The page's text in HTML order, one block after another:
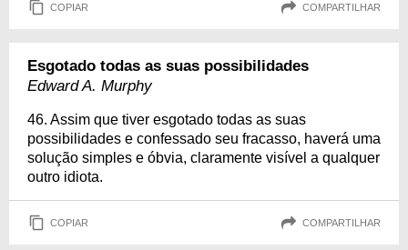
COPIAR COMPARTILHAR
Esgotado todas as suas possibilidades
Edward A. Murphy
46. Assim que tiver esgotado todas as suas
possibilidades e confessado seu fracasso, haverá uma
solução simples e óbvia, claramente visível a qualquer
outro idiota.
COPIAR COMPARTILHAR